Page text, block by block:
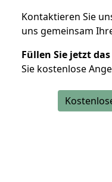
Kontaktieren Sie
uns gemeinsam
Füllen Sie jetzt
Sie kostenlose